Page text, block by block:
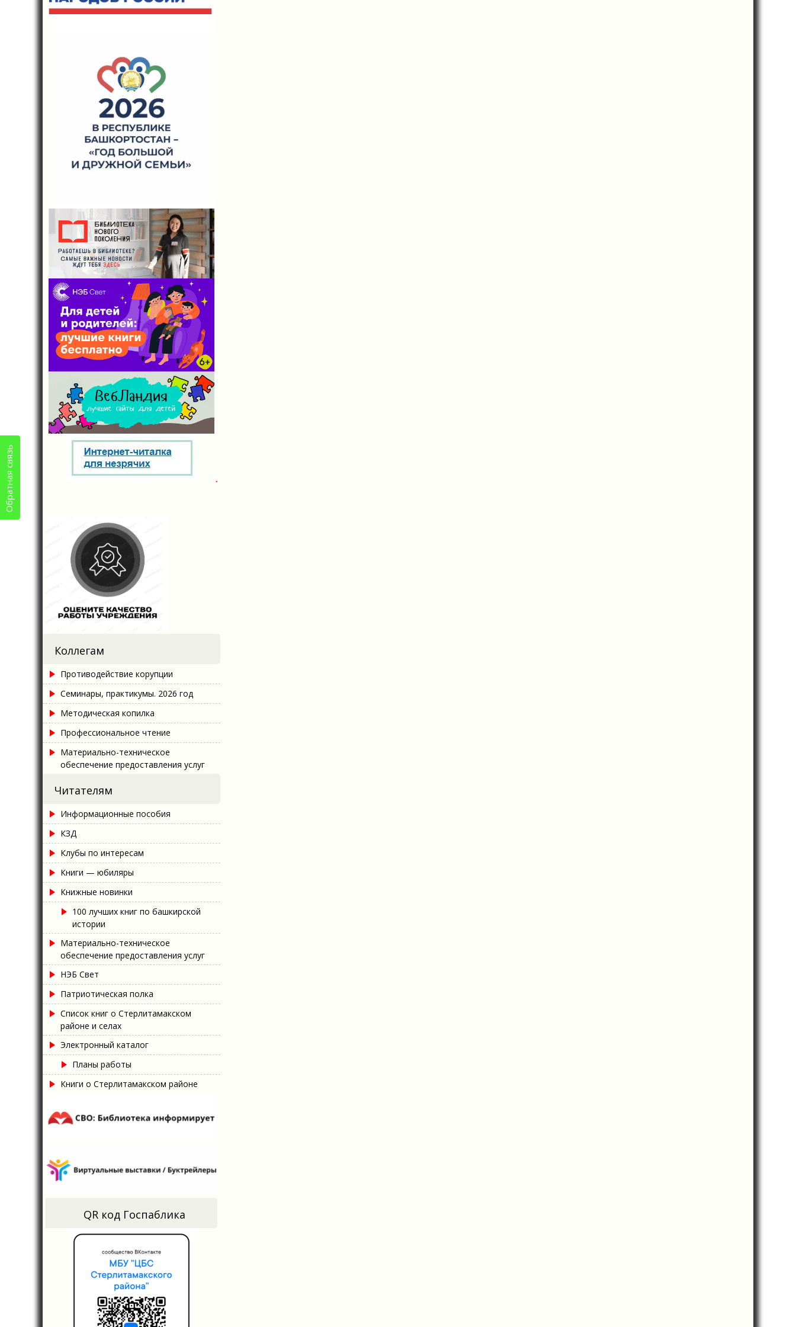
Коллегам
Противодействие корупции
Семинары, практикумы. 2026 год
Методическая копилка
Профессиональное чтение
Материально-техническое
обеспечение предоставления услуг
Читателям
Информационные пособия
КЗД
Клубы по интересам
Книги — юбиляры
Книжные новинки
100 лучших книг по башкирской
истории
Материально-техническое
обеспечение предоставления услуг
НЭБ Свет
Патриотическая полка
Список книг о Стерлитамакском
районе и селах
Электронный каталог
Планы работы
Книги о Стерлитамакском районе
QR код Госпаблика
Обратная связь